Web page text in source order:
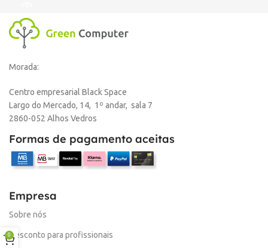
Morada:
Centro empresarial Black Space
Largo do Mercado, 14, 1º andar, sala 7
2860-052 Alhos Vedros
Formas de pagamento aceitas
Empresa
Sobre nós
Desconto para profissionais
0